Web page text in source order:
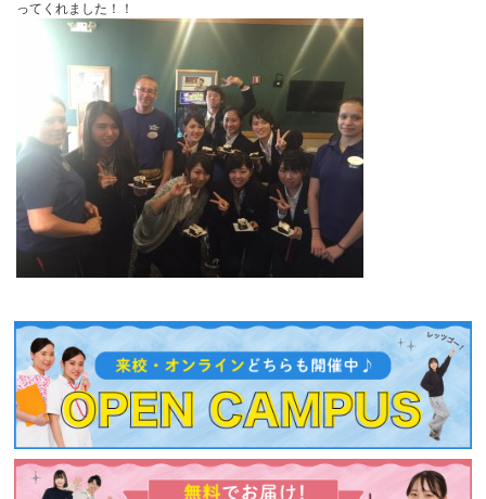
ってくれました！！